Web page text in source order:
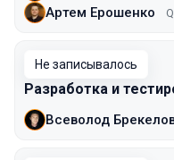
Артем Ерошенко
Не записывалось
Разработка и
Всеволод